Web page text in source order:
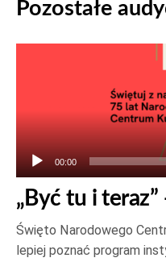
Pozostałe
00:00
„Być tu i
Święto Narodowego
lepiej poznać program